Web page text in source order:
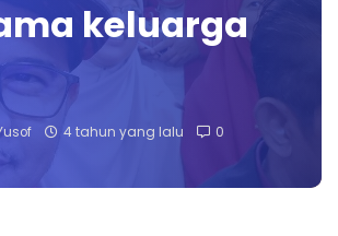
keluarga
4 tahun yang lalu 0